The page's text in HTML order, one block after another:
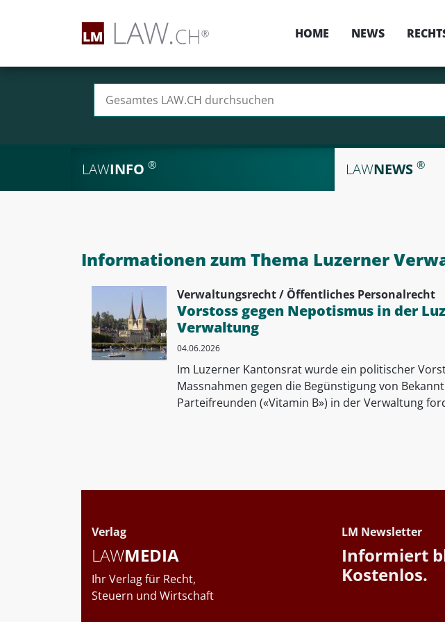
HOME NEWS
LAWINFO ® LAWNEWS ®
Informationen zum Thema Luzerner
Verwaltungsrecht / Öffentliches Personalrecht
Vorstoss gegen Nepotismus in der
Verwaltung
04.06.2026
Im Luzerner Kantonsrat wurde ein politischer
Massnahmen gegen die Begünstigung von
Parteifreunden («Vitamin B») in der Verwaltung
Verlag
LAWMEDIA
Ihr Verlag für Recht,
Steuern und Wirtschaft
LM Newsletter
Informiert
Kostenlos.